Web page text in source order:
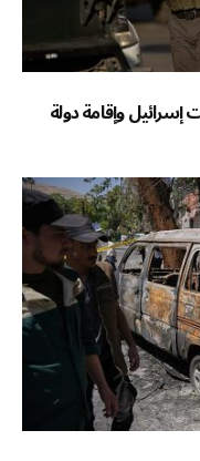
إسرائيل وإقامة دولة